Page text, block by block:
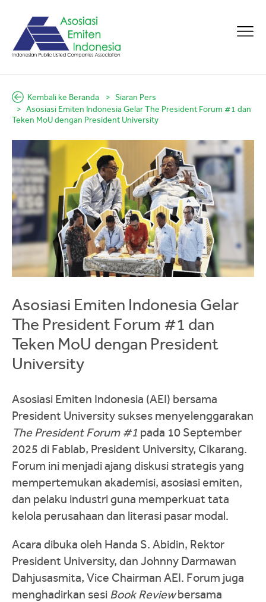
Kembali ke Beranda
Siaran Pers
Asosiasi Emiten Indonesia Gelar The President Forum #1 dan
Teken MoU dengan President University
Asosiasi Emiten Indonesia Gelar
The President Forum #1 dan
Teken MoU dengan President
University
Asosiasi Emiten Indonesia (AEI) bersama
President University sukses menyelenggarakan
The President Forum #1 pada 10 September
2025 di Fablab, President University, Cikarang.
Forum ini menjadi ajang diskusi strategis yang
mempertemukan akademisi, asosiasi emiten,
dan pelaku industri guna memperkuat tata
kelola perusahaan dan literasi pasar modal.
Acara dibuka oleh Handa S. Abidin, Rektor
President University, dan Johnny Darmawan
Dahjusasmita, Vice Chairman AEI. Forum juga
menghadirkan sesi Book Reviewbersama